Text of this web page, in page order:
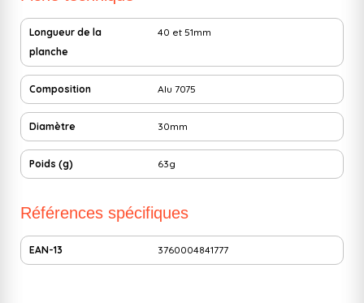
Longueur de la
planche
40 et 51mm
Composition Alu 7075
Diamètre 30mm
Poids (g) 63g
Références spécifiques
EAN-13 3760004841777